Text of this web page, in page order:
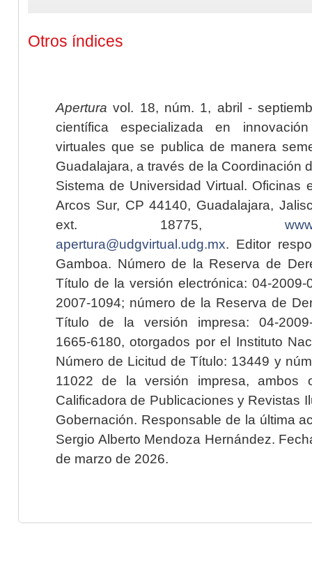
Otros índices
Apertura vol. 18, núm. 1, abril -
científica especializada en
virtuales que se publica de manera
Guadalajara, a través de la Coordinación
Sistema de Universidad Virtual. Oficinas
Arcos Sur, CP 44140, Guadalajara,
ext. 18775,
apertura@udgvirtual.udg.mx. Editor
Gamboa. Número de la Reserva de
Título de la versión electrónica: 04-2009-
2007-1094; número de la Reserva de
Título de la versión impresa: 04-2009-
1665-6180, otorgados por el Instituto
Número de Licitud de Título: 13449 y
11022 de la versión impresa, ambos
Calificadora de Publicaciones y Revistas
Gobernación. Responsable de la última
Sergio Alberto Mendoza Hernández.
de marzo de 2026.